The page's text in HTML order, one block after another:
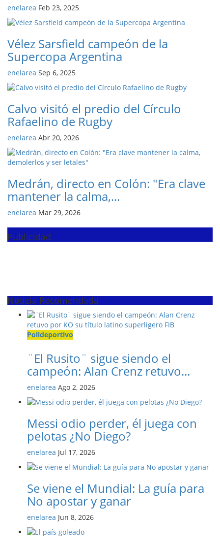
enelarea Feb 23, 2025
Vélez Sarsfield campeón de la
Supercopa Argentina
enelarea Sep 6, 2025
Calvo visitó el predio del Círculo
Rafaelino de Rugby
enelarea Abr 20, 2026
Medrán, directo en Colón: "Era clave
mantener la calma,...
enelarea Mar 29, 2026
Publicidad
Noticia Recomendada
Polideportivo
¨El Rusito¨ sigue siendo el
campeón: Alan Crenz retuvo...
enelarea Ago 2, 2026
Messi odio perder, él juega con
pelotas ¿No Diego?
enelarea Jul 17, 2026
Se viene el Mundial: La guía para
No apostar y ganar
enelarea Jun 8, 2026